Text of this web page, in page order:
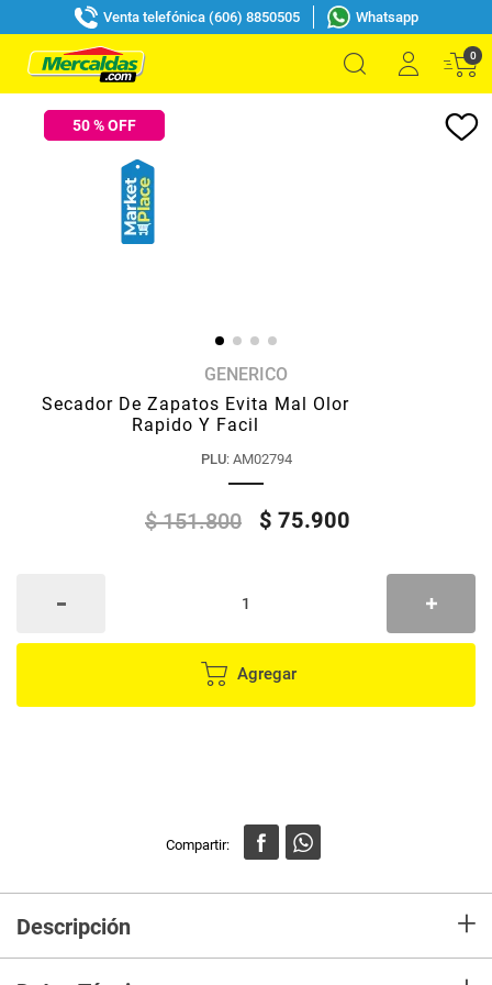
Venta telefónica (606) 8850505 Whatsapp
0
50% OFF
GENERICO
Secador De Zapatos Evita Mal Olor
Rapido Y Facil
PLU: AM02794
$ 151.800 $ 75.900
Agregar
Descripción +
Despídete de los zapatos húmedos y con mal olor. Este práctico secador